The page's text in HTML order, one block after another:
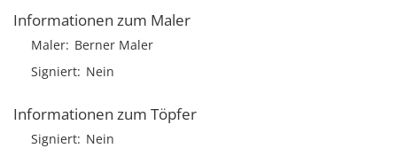
Informationen zum Maler
Maler Berner Maler
Signiert Nein
Informationen zum Töpfer
Signiert Nein